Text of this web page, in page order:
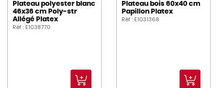
Plateau polyester blanc
46x36 cm Poly-str
Allégé Platex
Réf : E1038770
Plateau bois 60x40 cm
Papillon Platex
Réf : E1031368